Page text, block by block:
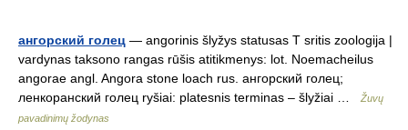
ангорский голец — angorinis šlyžys statusas T sritis zoologija |
vardynas taksono rangas rūšis atitikmenys: lot. Noemacheilus
angorae angl. Angora stone loach rus. ангорский голец;
ленкоранский голец ryšiai: platesnis terminas – šlyžiai …
Žuvų
pavadinimų žodynas